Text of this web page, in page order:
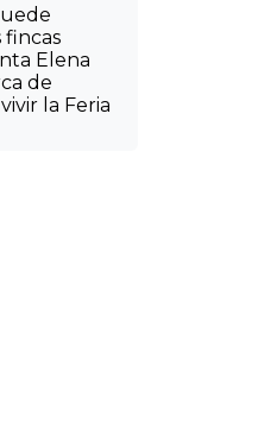
fincas
Elena
de
la Feria